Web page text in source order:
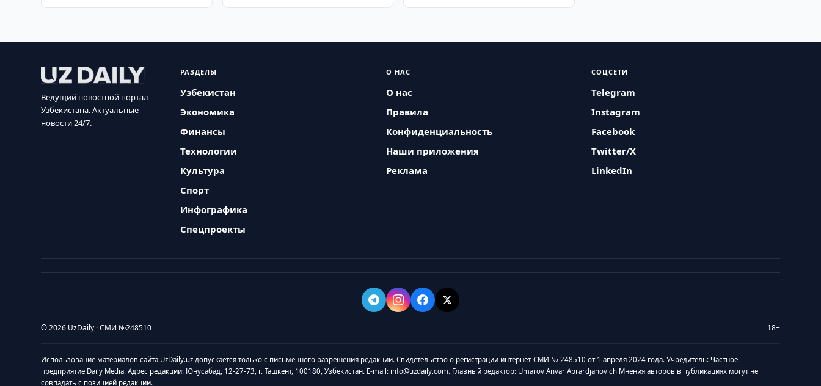
Ведущий новостной портал
Узбекистана. Актуальные
новости 24/7.
РАЗДЕЛЫ
Узбекистан
Экономика
Финансы
Технологии
Культура
Спорт
Инфографика
Спецпроекты
О НАС
О нас
Правила
Конфиденциальность
Наши приложения
Реклама
СОЦСЕТИ
Telegram
Instagram
Facebook
Twitter/X
LinkedIn
© 2026 UzDaily · СМИ №248510 18+
Использование материалов сайта UzDaily.uz допускается только с письменного разрешения редакции. Свидетельство о регистрации интернет-СМИ № 248510 от 1 апреля 2024 года. Учредитель: Частное
предприятие Daily Media. Адрес редакции: Юнусабад, 12-27-73, г. Ташкент, 100180, Узбекистан. E-mail: info@uzdaily.com. Главный редактор: Umarov Anvar Abrardjanovich Мнения авторов в публикациях могут не
совпадать с позицией редакции.